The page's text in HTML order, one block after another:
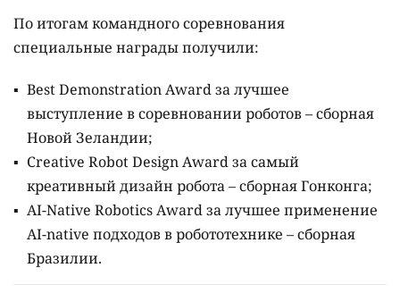
По итогам командного соревнования
специальные награды получили:
Best Demonstration Award за лучшее
выступление в соревновании роботов – сборная
Новой Зеландии;
Creative Robot Design Award за самый
креативный дизайн робота – сборная Гонконга;
AI-Native Robotics Award за лучшее применение
AI-native подходов в робототехнике – сборная
Бразилии.